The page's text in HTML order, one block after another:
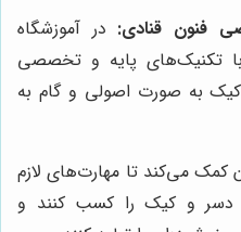
فنون قنادی: در آموزشگاه
تکنیک‌های پایه و تخصصی
به صورت اصولی و گام به
کمک می‌کند تا مهارت‌های لازم
دسر و کیک را کسب کنند و